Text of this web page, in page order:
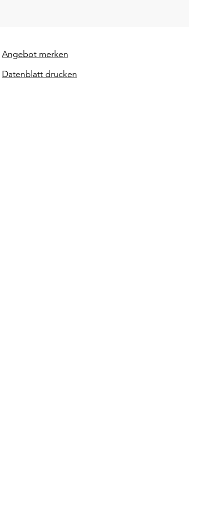
Angebot merken
Datenblatt drucken